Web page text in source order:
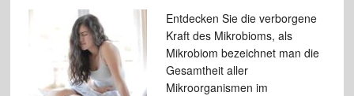
Entdecken Sie die verborgene
Kraft des Mikrobioms, als
Mikrobiom bezeichnet man die
Gesamtheit aller
Mikroorganismen im